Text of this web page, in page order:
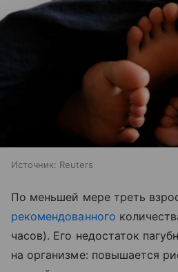
Источник: Reuters
По меньшей мере треть
рекомендованного
часов). Его недостаток
на организме: повышается